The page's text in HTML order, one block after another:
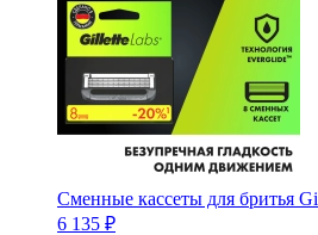
Сменные кассеты для бритья
6 135 ₽